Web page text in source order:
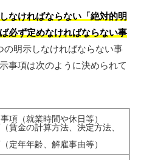
なければならない「絶対的明
必ず定めなければならない事
の明示しなければならない事
事項は次のように決められて
項（就業時間や休日等）
賃金の計算方法、決定方法、
定年年齢、解雇事由等）